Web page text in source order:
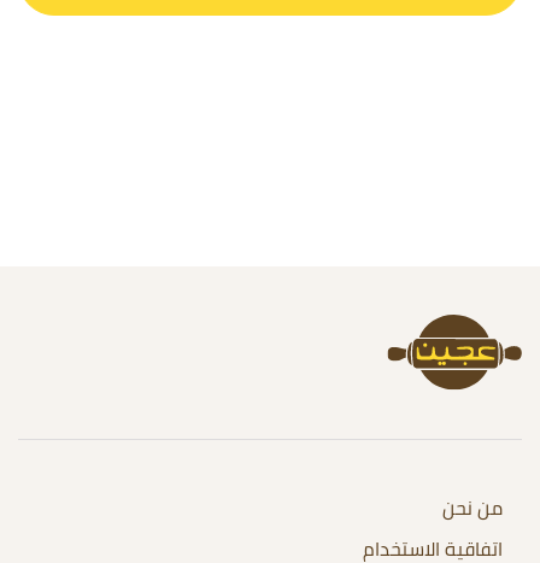
من نحن
اتفاقية الاستخدام